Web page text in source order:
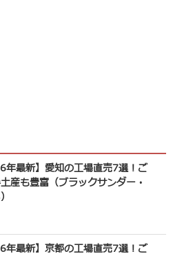
年最新】愛知の工場直売7選！ご
産も豊富（ブラックサンダー・
年最新】京都の工場直売7選！ご